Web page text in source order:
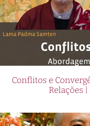
Conflitos e
Relações